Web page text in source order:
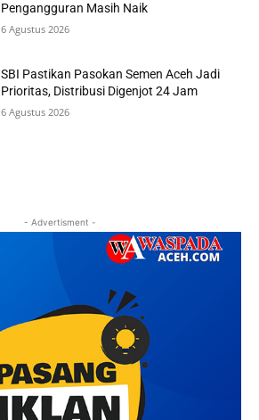
Pengangguran Masih Naik
6 Agustus 2026
SBI Pastikan Pasokan Semen Aceh Jadi
Prioritas, Distribusi Digenjot 24 Jam
6 Agustus 2026
- Advertisment -